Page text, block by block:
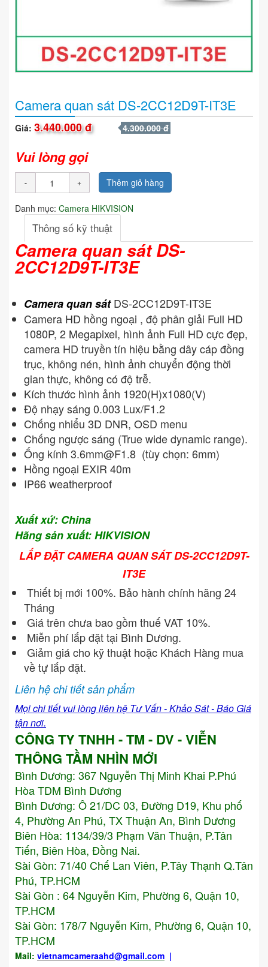
Camera quan sát DS-2CC12D9T-IT3E
Giá: 3.440.000 đ 4.300.000 đ
Vui lòng gọi
Thêm giỏ hàng
Danh mục: Camera HIKVISION
Thông số kỹ thuật
Camera quan sát DS-
2CC12D9T-IT3E
Camera quan sátDS-2CC12D9T-IT3E
Camera HD hồng ngoại , độ phân giải Full HD
1080P, 2 Megapixel, hình ảnh Full HD cực đẹp,
camera HD truyền tín hiệu bằng dây cáp đồng
trục, không nén, hình ảnh chuyển động thời
gian thực, không có độ trễ.
Kích thước hình ảnh 1920(H)x1080(V)
Độ nhạy sáng 0.003 Lux/F1.2
Chống nhiểu 3D DNR, OSD menu
Chống ngược sáng (True wide dynamic range).
Ống kính 3.6mm@F1.8 (tùy chọn: 6mm)
Hồng ngoại EXIR 40m
IP66 weatherproof
Xuất xứ: China
Hãng sản xuất: HIKVISION
LẮP ĐẶT CAMERA QUAN SÁT DS-2CC12D9T-
IT3E
Thiết bị mới 100%. Bảo hành chính hãng 24
Tháng
Giá trên chưa bao gồm thuế VAT 10%.
Miễn phí lắp đặt tại Bình Dương.
Giảm giá cho kỹ thuật hoặc Khách Hàng mua
về tự lắp đặt.
Liên hệ chi tiết sản phẩm
Mọi chi tiết vui lòng liên hệ Tư Vấn - Khảo Sát - Báo Giá
tận nơi.
CÔNG TY TNHH - TM - DV - VIỄN
THÔNG TẦM NHÌN MỚI
Bình Dương: 367 Nguyễn Thị Minh Khai P.Phú
Hòa TDM Bình Dương
Bình Dương: Ô 21/DC 03, Đường D19, Khu phố
4, Phường An Phú, TX Thuận An, Bình Dương
Biên Hòa: 1134/39/3 Phạm Văn Thuận, P.Tân
Tiến, Biên Hòa, Đồng Nai.
Sài Gòn: 71/40 Chế Lan Viên, P.Tây Thạnh Q.Tân
Phú, TP.HCM
Sài Gòn : 64 Nguyễn Kim, Phường 6, Quận 10,
TP.HCM
Sài Gòn: 178/7 Nguyễn Kim, Phường 6, Quận 10,
TP.HCM
Mail: vietnamcameraahd@gmail.com |